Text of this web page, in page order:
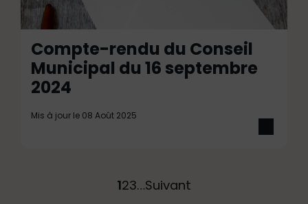
Compte-rendu du Conseil
Municipal du 16 septembre
2024
Mis à jour le 08 Août 2025
123…Suivant